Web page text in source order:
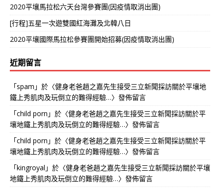
2020平壤馬拉松六天台灣參賽團(因疫情取消出團)
[行程]五星一次遊雙國紅海灘及北韓八日
2020平壤國際馬拉松參賽團開始招募(因疫情取消出團)
近期留言
「spam 」於〈健身老爸趙之嘉先生接受三立新聞採訪關於平壤地
鐵上秀肌肉及玩倒立的難得經驗…〉發佈留言
「child porn 」於〈健身老爸趙之嘉先生接受三立新聞採訪關於平
壤地鐵上秀肌肉及玩倒立的難得經驗…〉發佈留言
「child porn 」於〈健身老爸趙之嘉先生接受三立新聞採訪關於平
壤地鐵上秀肌肉及玩倒立的難得經驗…〉發佈留言
「kingroyal 」於〈健身老爸趙之嘉先生接受三立新聞採訪關於平壤
地鐵上秀肌肉及玩倒立的難得經驗…〉發佈留言